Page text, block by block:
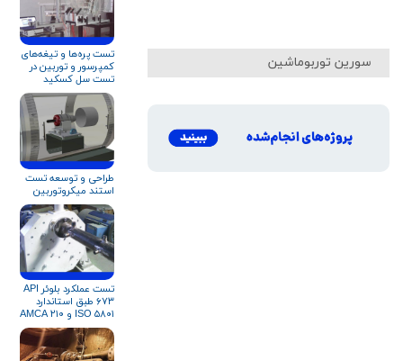
سورین توربوماشین
تست پره‌ها و تیغه‌های
کمپرسور و توربین در
تست سل کسکید
طراحی و توسعه تست
استند میکروتوربین
تست عملکرد بلوئر API
۶۷۳ طبق استاندارد
ISO ۵۸۰۱ و AMCA ۲۱۰